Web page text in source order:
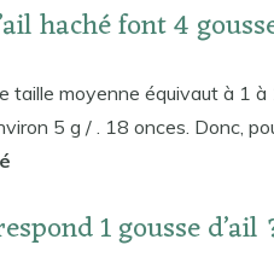
haché font 4
taille moyenne équivaut à 1
5 g / . 18 onces. Donc,
1 gousse d’ail